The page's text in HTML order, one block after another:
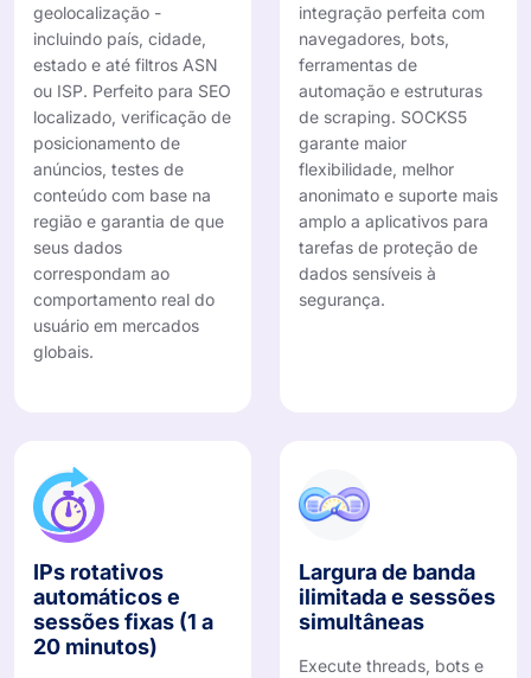
geolocalização -
incluindo país, cidade,
estado e até filtros ASN
ou ISP. Perfeito para SEO
localizado, verificação de
posicionamento de
anúncios, testes de
conteúdo com base na
região e garantia de que
seus dados
correspondam ao
comportamento real do
usuário em mercados
globais.
integração perfeita com
navegadores, bots,
ferramentas de
automação e estruturas
de scraping. SOCKS5
garante maior
flexibilidade, melhor
anonimato e suporte mais
amplo a aplicativos para
tarefas de proteção de
dados sensíveis à
segurança.
IPs rotativos
automáticos e
sessões fixas (1 a
20 minutos)
Largura de banda
ilimitada e sessões
simultâneas
Execute threads, bots e